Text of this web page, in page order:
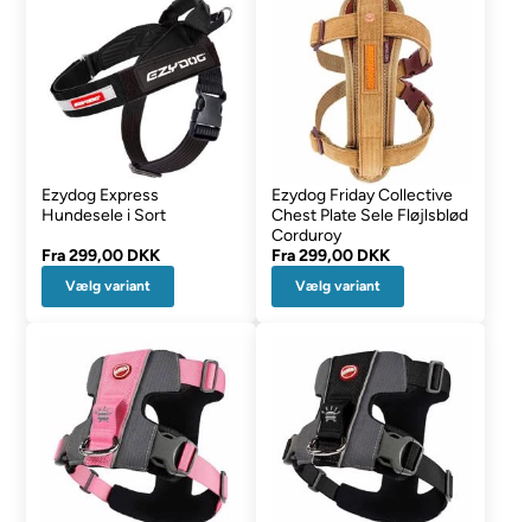
Ezydog Express
Hundesele i Sort
Fra299,00 DKK
Vælg variant
Ezydog Friday Collective
Chest Plate Sele Fløjlsblød
Corduroy
Fra299,00 DKK
Vælg variant